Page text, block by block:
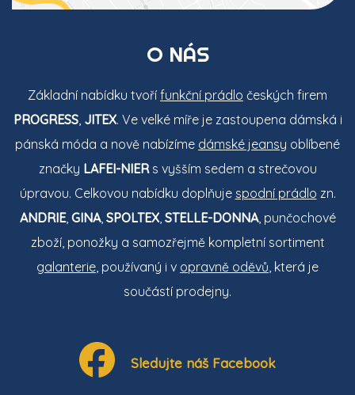
O NÁS
Základní nabídku tvoří funkční prádlo českých firem
PROGRESS, JITEX. Ve velké míře je zastoupena dámská i
pánská móda a nově nabízíme dámské jeansy oblíbené
značky LAFEI-NIERs vyšším sedem a strečovou
úpravou. Celkovou nabídku doplňuje spodní prádlo zn.
ANDRIE, GINA, SPOLTEX, STELLE-DONNA, punčochové
zboží, ponožky a samozřejmě kompletní sortiment
galanterie, používaný i v opravně oděvů, která je
součástí prodejny.
Sledujte náš Facebook